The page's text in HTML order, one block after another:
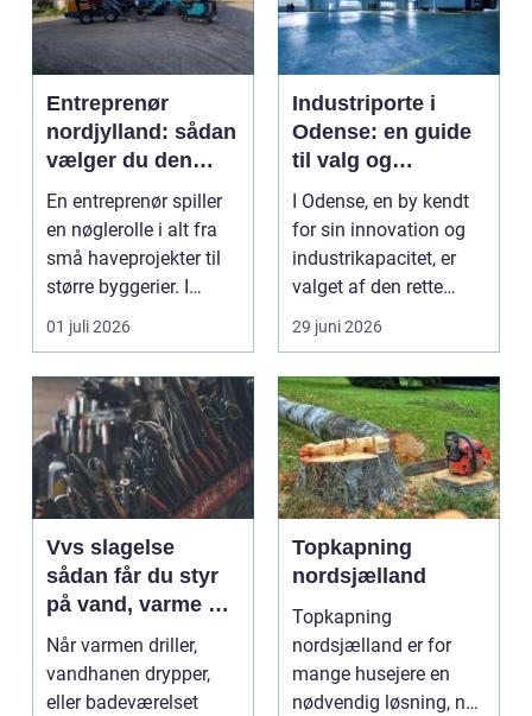
Entreprenør
nordjylland: sådan
vælger du den
rette
samarbejdspartner
til dit byggeri
En entreprenør spiller
en nøglerolle i alt fra
små haveprojekter til
større byggerier. I
Nordjylland...
01 juli 2026
Industriporte i
Odense: en guide
til valg og
installation
I Odense, en by kendt
for sin innovation og
industrikapacitet, er
valget af den rette
industriport a...
29 juni 2026
Vvs slagelse
sådan får du styr
på vand, varme og
energi i din bolig
Når varmen driller,
vandhanen drypper,
eller badeværelset
Topkapning
nordsjælland
Topkapning
nordsjælland er for
mange husejere en
nødvendig løsning, når